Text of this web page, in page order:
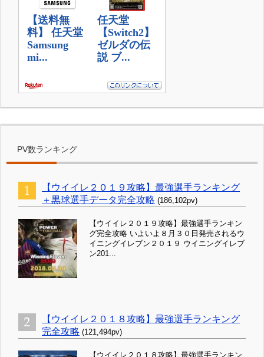
PV数ランキング
【ウイイレ２０１９攻略】最強選手ランキング
＋黒球選手データ完全攻略 (186,102pv)
【ウイイレ２０１９攻略】最強選手ランキン
グ完全攻略 いよいよ８月３０日発売されるウ
イニングイレブン２０１９ ウイニングイレブ
ン201...
【ウイイレ２０１８攻略】最強選手ランキング
完全攻略 (121,494pv)
【ウイイレ２０１８攻略】最強選手ランキン